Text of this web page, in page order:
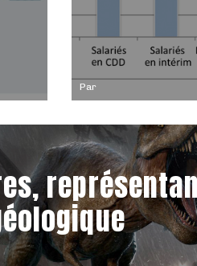
Par